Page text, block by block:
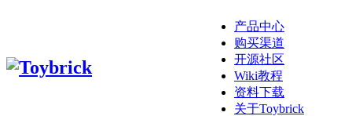
产品中心
购买渠道
开源社区
Wiki教程
资料下载
关于Toybrick